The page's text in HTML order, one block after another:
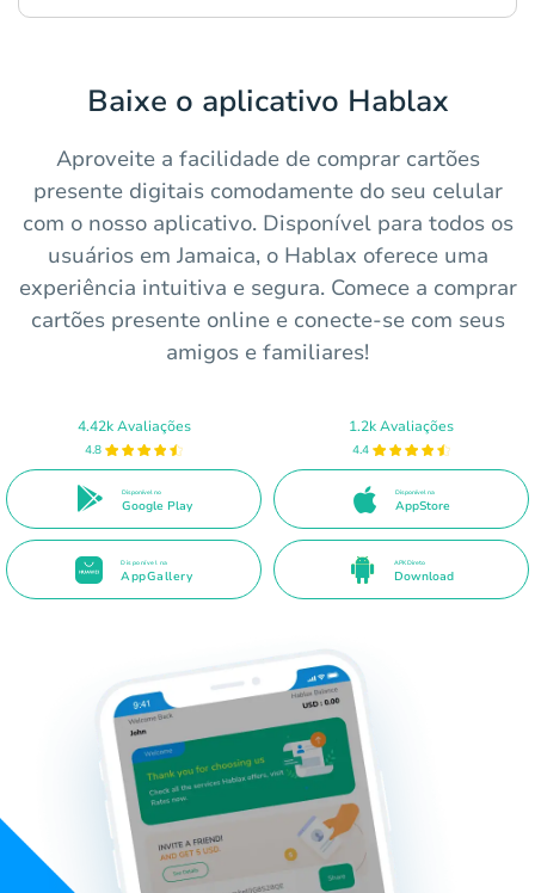
Baixe o aplicativo Hablax
Aproveite a facilidade de comprar cartões
presente digitais comodamente do seu celular
com o nosso aplicativo. Disponível para todos os
usuários em Jamaica, o Hablax oferece uma
experiência intuitiva e segura. Comece a comprar
cartões presente online e conecte-se com seus
amigos e familiares!
4.42k Avaliações
4.8
Disponível no
Google Play
1.2k Avaliações
4.4
Disponível na
AppStore
Disponível na
AppGallery
APK Direto
Download